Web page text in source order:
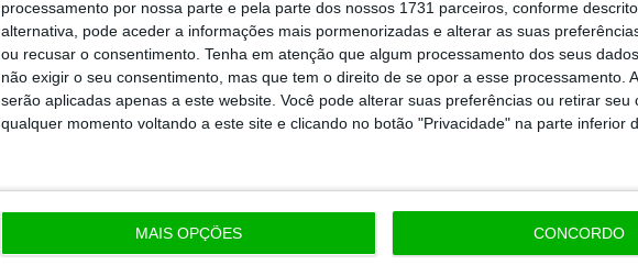
processamento por nossa parte e pela parte dos nossos 1731 parceiros, conforme
alternativa, pode aceder a informações mais pormenorizadas e alterar as suas
ou recusar o consentimento. Tenha em atenção que algum processamento dos seus
não exigir o seu consentimento, mas que tem o direito de se opor a esse processamento.
serão aplicadas apenas a este website. Você pode alterar suas preferências ou retirar seu
qualquer momento voltando a este site e clicando no botão "Privacidade" na parte inferior
MAIS OPÇÕES CONCORDO
Nuno Oliveira Matos
Sócio da Carrilho &
Associados, SROC